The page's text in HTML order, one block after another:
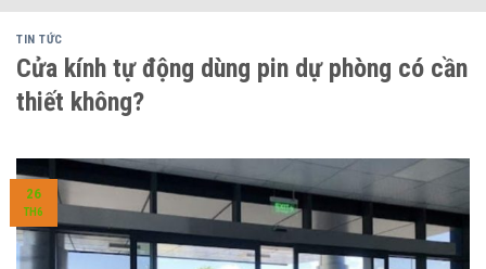
TIN TỨC
Cửa kính tự động dùng pin dự phòng có cần
thiết không?
26
TH6